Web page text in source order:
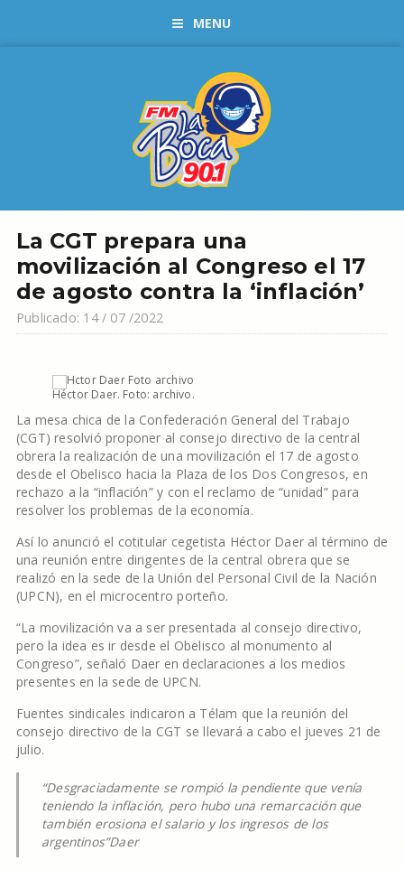
MENU
La CGT prepara una
movilización al Congreso el 17
de agosto contra la ‘inflación’
Publicado: 14 / 07 /2022
Héctor Daer. Foto: archivo.
La mesa chica de la Confederación General del Trabajo
(CGT) resolvió proponer al consejo directivo de la central
obrera la realización de una movilización el 17 de agosto
desde el Obelisco hacia la Plaza de los Dos Congresos, en
rechazo a la “inflación” y con el reclamo de “unidad” para
resolver los problemas de la economía.
Así lo anunció el cotitular cegetista Héctor Daer al término de
una reunión entre dirigentes de la central obrera que se
realizó en la sede de la Unión del Personal Civil de la Nación
(UPCN), en el microcentro porteño.
“La movilización va a ser presentada al consejo directivo,
pero la idea es ir desde el Obelisco al monumento al
Congreso”, señaló Daer en declaraciones a los medios
presentes en la sede de UPCN.
Fuentes sindicales indicaron a Télam que la reunión del
consejo directivo de la CGT se llevará a cabo el jueves 21 de
julio.
“Desgraciadamente se rompió la pendiente que venía
teniendo la inflación, pero hubo una remarcación que
también erosiona el salario y los ingresos de los
argentinos”Daer